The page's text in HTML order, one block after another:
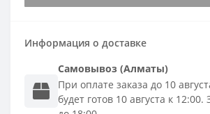
Информация о доставке
Самовывоз (Алматы)
При оплате заказа до 10
будет готов 10 августа к